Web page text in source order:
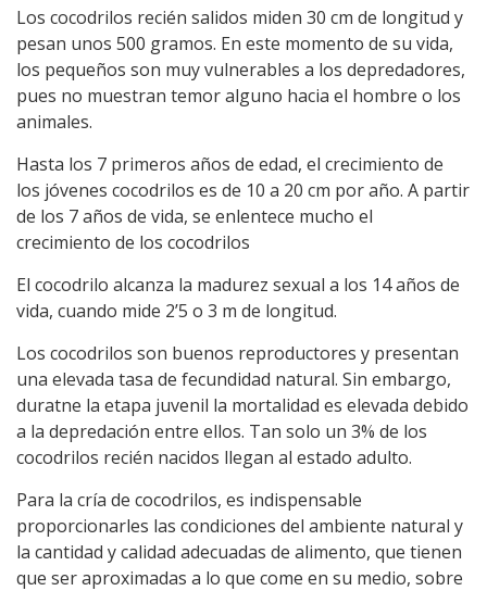
Los cocodrilos recién salidos miden 30 cm de longitud y
pesan unos 500 gramos. En este momento de su vida,
los pequeños son muy vulnerables a los depredadores,
pues no muestran temor alguno hacia el hombre o los
animales.
Hasta los 7 primeros años de edad, el crecimiento de
los jóvenes cocodrilos es de 10 a 20 cm por año. A partir
de los 7 años de vida, se enlentece mucho el
crecimiento de los cocodrilos
El cocodrilo alcanza la madurez sexual a los 14 años de
vida, cuando mide 2’5 o 3 m de longitud.
Los cocodrilos son buenos reproductores y presentan
una elevada tasa de fecundidad natural. Sin embargo,
duratne la etapa juvenil la mortalidad es elevada debido
a la depredación entre ellos. Tan solo un 3% de los
cocodrilos recién nacidos llegan al estado adulto.
Para la cría de cocodrilos, es indispensable
proporcionarles las condiciones del ambiente natural y
la cantidad y calidad adecuadas de alimento, que tienen
que ser aproximadas a lo que come en su medio, sobre